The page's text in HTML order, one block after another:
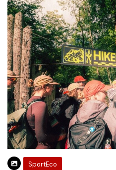
SportEco